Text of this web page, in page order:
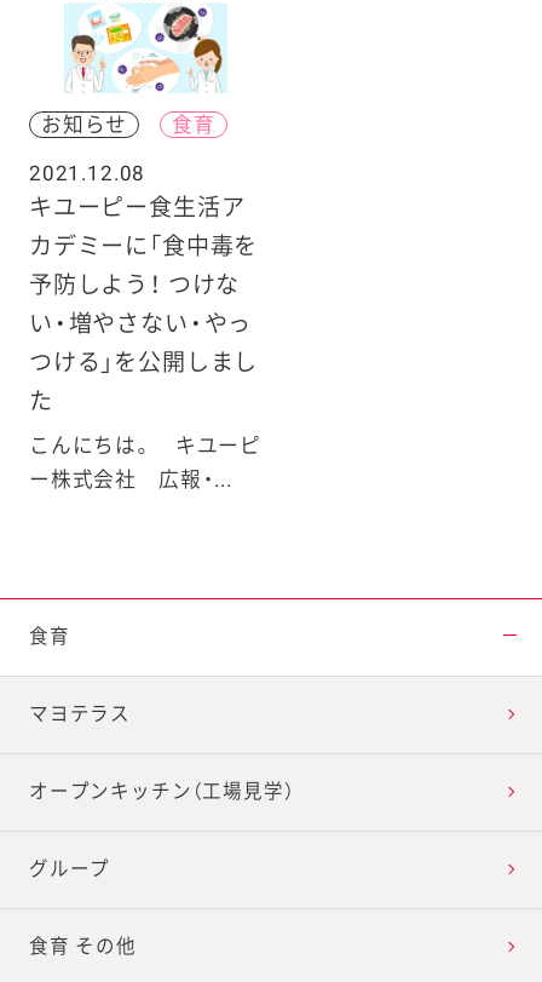
お知らせ
食育
2021.12.08
キユーピー食生活ア
カデミーに「食中毒を
予防しよう！ つけな
い・増やさない・やっ
つける」を公開しまし
た
こんにちは。 キユーピ
ー株式会社 広報・...
食育
マヨテラス
オープンキッチン（工場見学）
グループ
食育 その他